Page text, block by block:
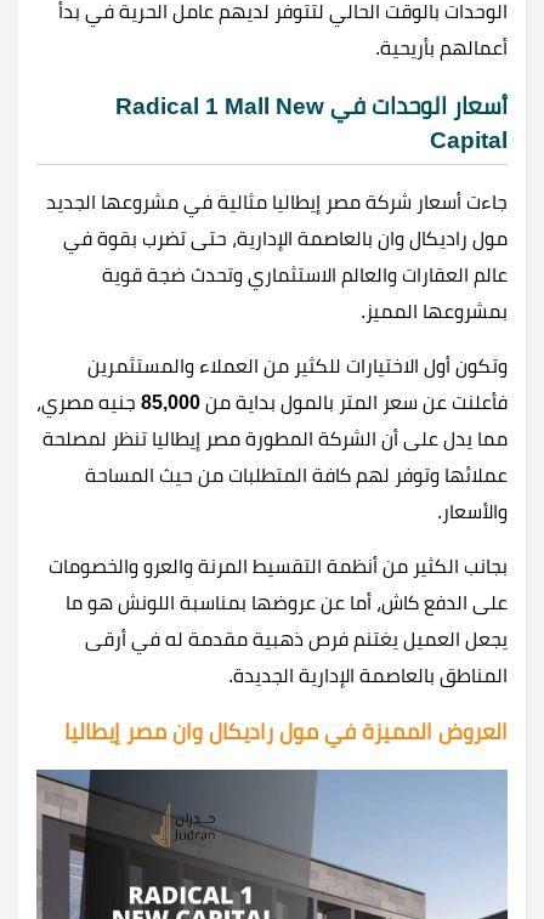
الوحدات بالوقت الحالي لتتوفر لديهم عامل الحرية في بدأ
أعمالهم بأريحية.
أسعار الوحدات في Radical 1 Mall New
Capital
جاءت أسعار شركة مصر إيطاليا مثالية في مشروعها الجديد
مول راديكال وان بالعاصمة الإدارية، حتى تضرب بقوة في
عالم العقارات والعالم الاستثماري وتحدث ضجة قوية
بمشروعها المميز.
وتكون أول الاختيارات للكثير من العملاء والمستثمرين
فأعلنت عن سعر المتر بالمول بداية من 85,000 جنيه مصري،
مما يدل على أن الشركة المطورة مصر إيطاليا تنظر لمصلحة
عملائها وتوفر لهم كافة المتطلبات من حيث المساحة
والأسعار.
بجانب الكثير من أنظمة التقسيط المرنة والعرو والخصومات
على الدفع كاش، أما عن عروضها بمناسبة اللونش هو ما
يجعل العميل يغتنم فرص ذهبية مقدمة له في أرقى
المناطق بالعاصمة الإدارية الجديدة.
العروض المميزة في مول راديكال وان مصر إيطاليا